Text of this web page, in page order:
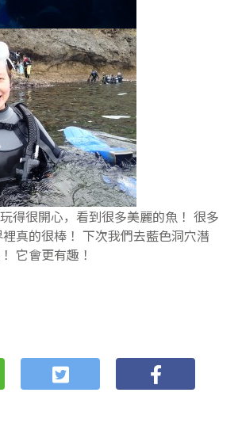
得很開心，看到很多美麗的魚！ 很多
真的很棒！ 下次我們去藍色洞穴潛
它會更有趣！